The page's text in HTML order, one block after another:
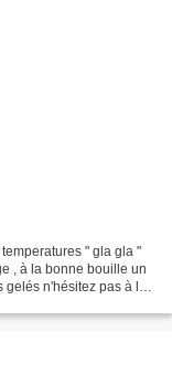
" gla gla "
, à la bonne bouille un
gelés n'hésitez pas à le